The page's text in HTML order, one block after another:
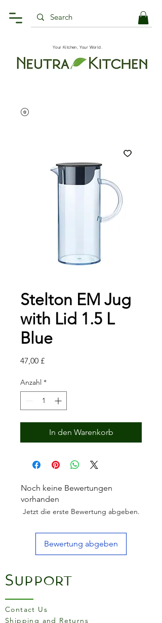
Your Kitchen, Your World.
Stelton EM Jug
with Lid 1.5 L
Blue
47,00 £Preis
Anzahl *
In den Warenkorb
Noch keine Bewertungen
vorhanden
Jetzt die erste Bewertung abgeben.
Bewertung abgeben
Support
Contact Us
Shipping and Returns